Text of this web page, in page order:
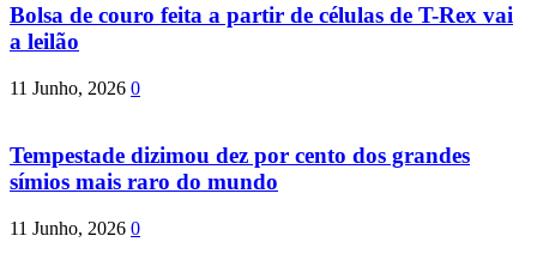
Bolsa de couro feita a partir de células de T-Rex vai
a leilão
11 Junho, 2026 0
Tempestade dizimou dez por cento dos grandes
símios mais raro do mundo
11 Junho, 2026 0